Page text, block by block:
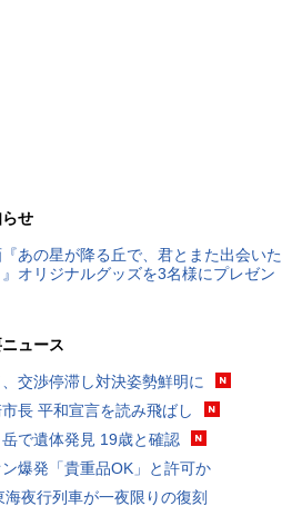
せ
あの星が降る丘で、君とまた出会いた
オリジナルグッズを3名様にプレゼン
ュース
交渉停滞し対決姿勢鮮明に
長 平和宣言を読み飛ばし
で遺体発見 19歳と確認
爆発「貴重品OK」と許可か
海夜行列車が一夜限りの復刻